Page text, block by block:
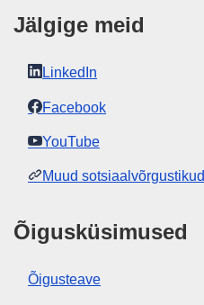
Jälgige meid
LinkedIn
Facebook
YouTube
Muud sotsiaalvõrgustikud
Õigusküsimused
Õigusteave